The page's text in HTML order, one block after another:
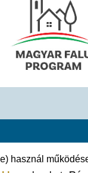
használ